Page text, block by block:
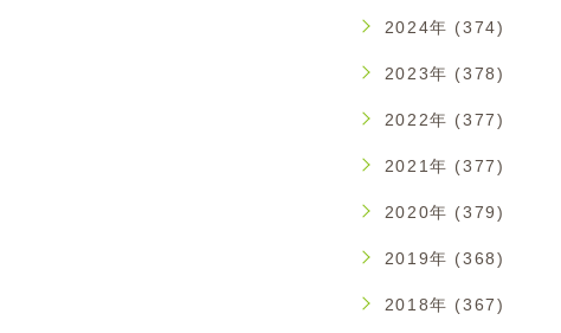
2024年 (374)
2023年 (378)
2022年 (377)
2021年 (377)
2020年 (379)
2019年 (368)
2018年 (367)